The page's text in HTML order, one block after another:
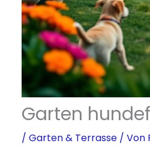
Garten
/ Garten & Terrasse/ Von